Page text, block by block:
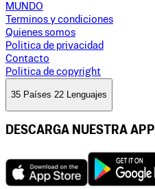
MUNDO
Terminos y condiciones
Quienes somos
Politica de privacidad
Contacto
Politica de copyright
35 Países 22 Lenguajes
DESCARGA NUESTRA APP